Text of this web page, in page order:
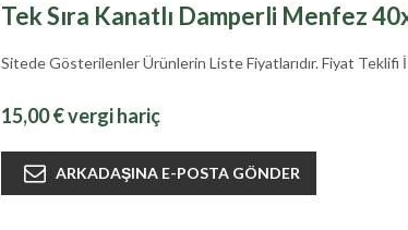
Tek Sıra Kanatlı Damperli Menfez
Sitede Gösterilenler Ürünlerin Liste Fiyatlarıdır. Fiyat Teklifi
15,00 € vergi hariç